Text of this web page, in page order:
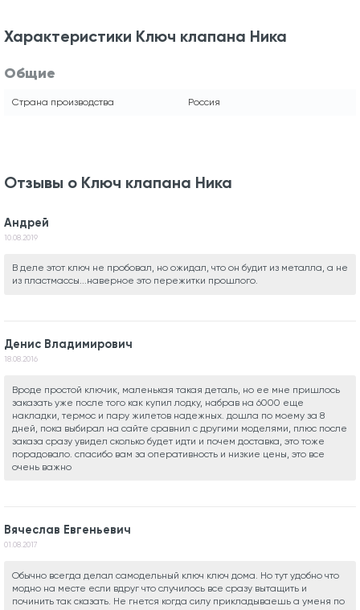
Характеристики Ключ клапана Ника
Общие
Страна производства Россия
Отзывы о Ключ клапана Ника
Андрей
10.08.2019
В деле этот ключ не пробовал, но ожидал, что он будит из металла, а не
из пластмассы...наверное это пережитки прошлого.
Денис Владимирович
18.08.2016
Вроде простой ключик, маленькая такая деталь, но ее мне пришлось
заказать уже после того как купил лодку, набрав на 6000 еще
накладки, термос и пару жилетов надежных. дошла по моему за 8
дней, пока выбирал на сайте сравнил с другими моделями, плюс после
заказа сразу увидел сколько будет идти и почем доставка, это тоже
порадовало. спасибо вам за оперативность и низкие цены, это все
очень важно
Вячеслав Евгеньевич
01.08.2017
Обычно всегда делал самодельный ключ ключ дома. Но тут удобно что
модно на месте если вдруг что случилось все сразу вытащить и
починить так сказать. Не гнется когда силу прикладываешь а уменя по